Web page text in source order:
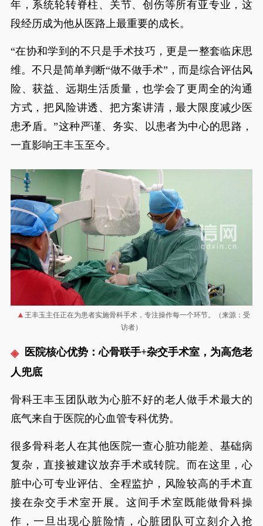
年，系统轮转脊柱、关节、创伤等所有亚专业，这
段经历成为他从医路上最重要的成长。
“在协和学到的不只是手术技巧，更是一整套临床思
维。不只是简单判断“做不做手术”，而是综合评估风
险、获益、远期生活质量，也学会了更周全的沟通
方式，把风险讲透、把方案讲清，最大限度减少医
患矛盾。”这种严谨、务实、以患者为中心的思路，
一直影响王丰玉至今。
王丰玉主任正在为患者实施骨科手术，专注操作每一个环节。（来源：受
访者）
医院核心优势：心骨联手+杂交手术室，为高危老
人兜底
骨科王丰玉团队敢为心脏不好的老人做手术最大的
底气来自于医院的心血管专科优势。
很多骨科老人在其他医院一查心脏功能差、基础病
复杂，直接被建议放弃手术或转院。而在这里，心
脏中心可专业评估、全程监护，风险较高的手术直
接在杂交手术室开展。这间手术室既能做骨科操
作，一旦出现心脏险情，心脏团队可立刻介入抢